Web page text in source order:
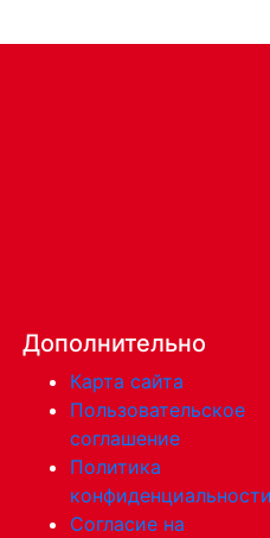
Дополнительно
Карта сайта
Пользовательское
соглашение
Политика
Согласие на